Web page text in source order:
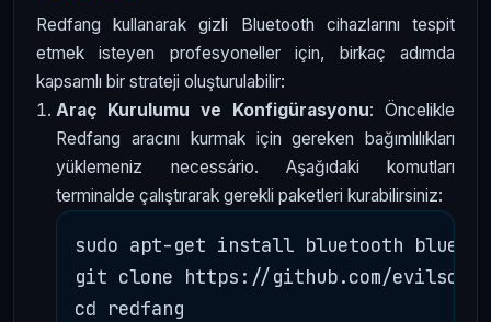
Redfang kullanarak gizli Bluetooth cihazlarını tespit
etmek isteyen profesyoneller için, birkaç adımda
kapsamlı bir strateji oluşturulabilir:
Araç Kurulumu ve Konfigürasyonu: Öncelikle
Redfang aracını kurmak için gereken bağımlılıkları
yüklemeniz necessário. Aşağıdaki komutları
terminalde çalıştırarak gerekli paketleri kurabilirsiniz:
sudo apt-get install bluetooth bluez
git clone https://github.com/
cd redfang